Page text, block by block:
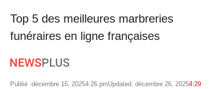
Top 5 des meilleures marbreries
funéraires en ligne françaises
Publié :décembre 15, 20254:26 pmUpdated: décembre 26, 20254:29